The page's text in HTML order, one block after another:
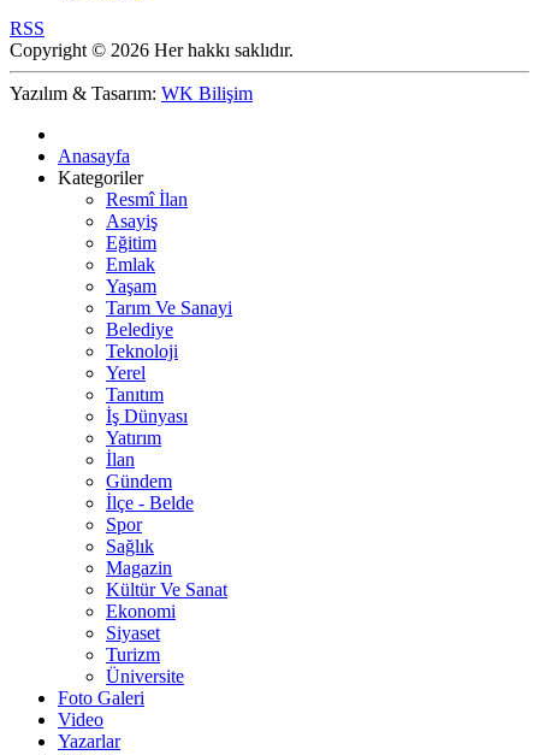
RSS
Copyright © 2026 Her hakkı saklıdır.
Yazılım & Tasarım: WK Bilişim
Anasayfa
Kategoriler
Resmî İlan
Asayiş
Eğitim
Emlak
Yaşam
Tarım Ve Sanayi
Belediye
Teknoloji
Yerel
Tanıtım
İş Dünyası
Yatırım
İlan
Gündem
İlçe - Belde
Spor
Sağlık
Magazin
Kültür Ve Sanat
Ekonomi
Siyaset
Turizm
Üniversite
Foto Galeri
Video
Yazarlar